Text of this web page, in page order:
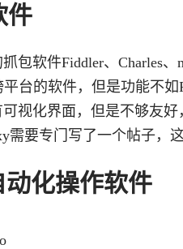
件
包软件Fiddler、Charles
平台的软件，但是功能不
视化界面，但是不够友
需要专门写了一个帖子，
动化操作软件